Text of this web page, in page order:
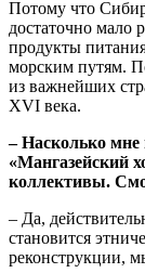
Потому что
достаточно мало
продукты
морским путям.
из важнейших
XVI века.
‒ Насколько мне
«Мангазейский
коллективы.
‒ Да,
становится
реконструкции,